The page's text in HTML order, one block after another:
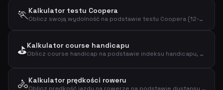
🏃Kalkulator testu Coopera
Oblicz swoją wydolność na podstawie testu Coopera (12-minutowy test biegu)
⛳Kalkulator course handicapu
Oblicz course handicap na podstawie indeksu handicapu, slope i course ratingu
🚴Kalkulator prędkości roweru